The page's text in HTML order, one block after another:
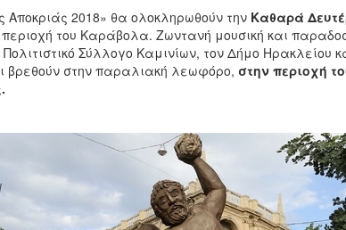
Αποκριάς 2018» θα ολοκληρωθούν την Καθαρά
του Καράβολα. Ζωντανή μουσική και
Πολιτιστικό Σύλλογο Καμινίων, τον Δήμο Ηρακλείου
βρεθούν στην παραλιακή λεωφόρο, στην περιοχή